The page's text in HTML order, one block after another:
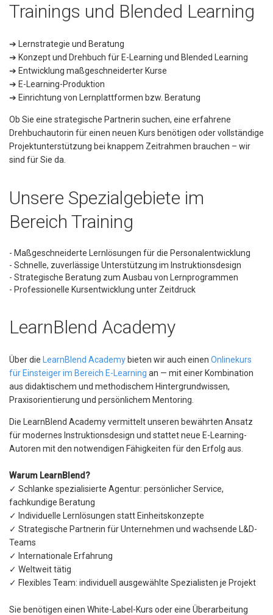
Trainings und Blended Learning
➔ Lernstrategie und Beratung
➔ Konzept und Drehbuch für E-Learning und Blended Learning
➔ Entwicklung maßgeschneiderter Kurse
➔ E-Learning-Produktion
➔ Einrichtung von Lernplattformen bzw. Beratung
Ob Sie eine strategische Partnerin suchen, eine erfahrene
Drehbuchautorin für einen neuen Kurs benötigen oder vollständige
Projektunterstützung bei knappem Zeitrahmen brauchen – wir
sind für Sie da.
Unsere Spezialgebiete im
Bereich Training
- Maßgeschneiderte Lernlösungen für die Personalentwicklung
- Schnelle, zuverlässige Unterstützung im Instruktionsdesign
- Strategische Beratung zum Ausbau von Lernprogrammen
- Professionelle Kursentwicklung unter Zeitdruck
LearnBlend Academy
Über die LearnBlend Academybieten wir auch einen Onlinekurs
für Einsteiger im Bereich E-Learning an — mit einer Kombination
aus didaktischem und methodischem Hintergrundwissen,
Praxisorientierung und persönlichem Mentoring.
Die LearnBlend Academy vermittelt unseren bewährten Ansatz
für modernes Instruktionsdesign und stattet neue E-Learning-
Autoren mit den notwendigen Fähigkeiten für den Erfolg aus.
Warum LearnBlend?
✓ Schlanke spezialisierte Agentur: persönlicher Service,
fachkundige Beratung
✓ Individuelle Lernlösungen statt Einheitskonzepte
✓ Strategische Partnerin für Unternehmen und wachsende L&D-
Teams
✓ Internationale Erfahrung
✓ Weltweit tätig
✓ Flexibles Team: individuell ausgewählte Spezialisten je Projekt
Sie benötigen einen White-Label-Kurs oder eine Überarbeitung